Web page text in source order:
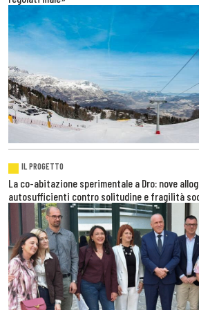
IL PROGETTO
La co-abitazione sperimentale a Dro: nove
autosufficienti contro solitudine e fragilità